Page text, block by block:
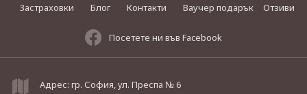
Застраховки
Блог Контакти Ваучер подарък Отзиви
Посетете ни във Facebook
Адрес: гр. София, ул. Преспа № 6